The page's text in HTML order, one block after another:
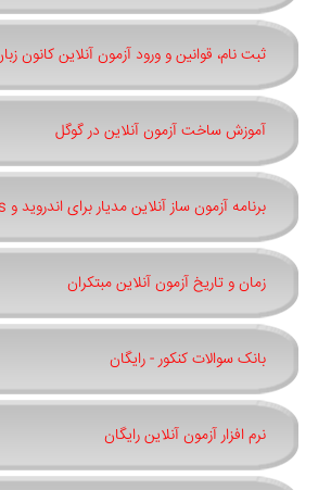
ثبت نام، قوانین و ورود آزمون آنلاین کانون
آموزش ساخت آزمون آنلاین در گوگل
برنامه آزمون ساز آنلاین مدیار برای اندروید و ios
زمان و تاریخ آزمون آنلاین مبتکران
بانک سوالات کنکور - رایگان
نرم افزار آزمون آنلاین رایگان